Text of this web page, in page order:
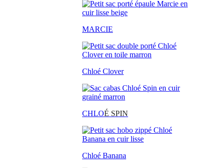
MARCIE
Chloé Clover
CHLOÉ SPIN
Chloé Banana